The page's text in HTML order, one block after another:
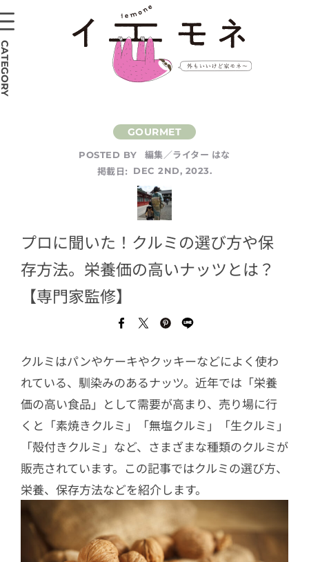
POSTED BY
編集／ライター はな
掲載日:
DEC 2ND, 2023.
プロに聞いた！クルミの選び方や保
存方法。栄養価の高いナッツとは？
【専門家監修】
クルミはパンやケーキやクッキーなどによく使わ
れている、馴染みのあるナッツ。近年では「栄養
価の高い食品」として需要が高まり、売り場に行
くと「素焼きクルミ」「無塩クルミ」「生クルミ」
「殻付きクルミ」など、さまざまな種類のクルミが
販売されています。この記事ではクルミの選び方、
栄養、保存方法などを紹介します。